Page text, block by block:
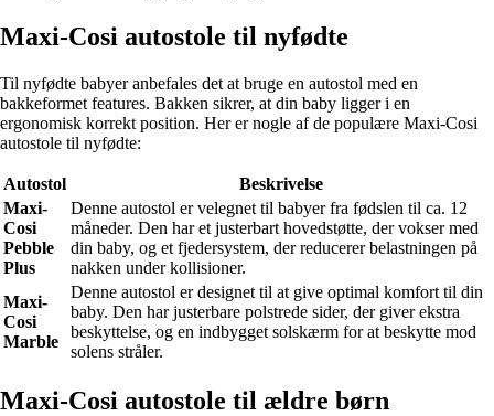
Maxi-Cosi autostole til nyfødte
Til nyfødte babyer anbefales det at bruge en autostol med en
bakkeformet features. Bakken sikrer, at din baby ligger i en
ergonomisk korrekt position. Her er nogle af de populære Maxi-Cosi
autostole til nyfødte:
Autostol
Beskrivelse
Maxi-
Cosi
Pebble
Plus
Denne autostol er velegnet til babyer fra fødslen til ca. 12
måneder. Den har et justerbart hovedstøtte, der vokser med
din baby, og et fjedersystem, der reducerer belastningen på
nakken under kollisioner.
Maxi-
Cosi
Marble
Denne autostol er designet til at give optimal komfort til din
baby. Den har justerbare polstrede sider, der giver ekstra
beskyttelse, og en indbygget solskærm for at beskytte mod
solens stråler.
Maxi-Cosi autostole til ældre børn